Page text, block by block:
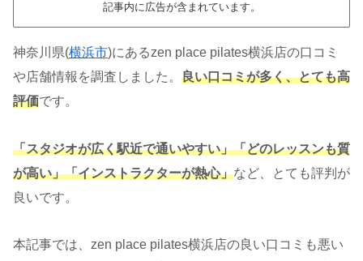
記事内に広告が含まれています。
神奈川県(横浜市)にあるzen place pilates横浜店の口コミ
や店舗情報を調査しました。 良い口コミが多く、とても高
評価です。
「スタジオが広く駅近で通いやすい」「どのレッスンも質
が高い」「インストラクターが熱心」など、とても評判が
良いです。
本記事では、zen place pilates横浜店の良い口コミも悪い